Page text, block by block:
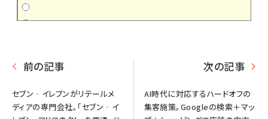
前の記事
セブン‐イレブンがリテールメ
ディアの専門会社。「セブン‐イ
次の記事
AI時代に対応するハードオフの
集客施策。Googleの検索＋マッ